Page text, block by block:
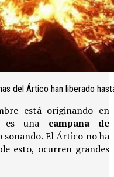
del Ártico han liberado
está originando en
es una campana de
El Ártico no ha
esto, ocurren grandes